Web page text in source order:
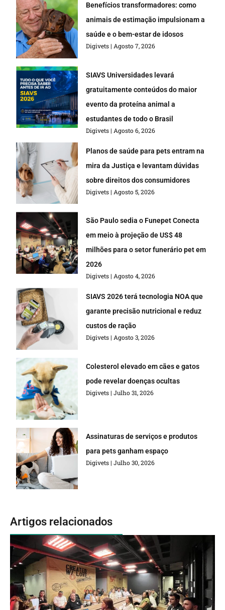
Benefícios transformadores: como
animais de estimação impulsionam a
saúde e o bem-estar de idosos
Digivets Agosto 7, 2026
SIAVS Universidades levará
gratuitamente conteúdos do maior
evento da proteína animal a
estudantes de todo o Brasil
Digivets Agosto 6, 2026
Planos de saúde para pets entram na
mira da Justiça e levantam dúvidas
sobre direitos dos consumidores
Digivets Agosto 5, 2026
São Paulo sedia o Funepet Conecta
em meio à projeção de US$ 48
milhões para o setor funerário pet em
2026
Digivets Agosto 4, 2026
SIAVS 2026 terá tecnologia NOA que
garante precisão nutricional e reduz
custos de ração
Digivets Agosto 3, 2026
Colesterol elevado em cães e gatos
pode revelar doenças ocultas
Digivets Julho 31, 2026
Assinaturas de serviços e produtos
para pets ganham espaço
Digivets Julho 30, 2026
Artigos relacionados